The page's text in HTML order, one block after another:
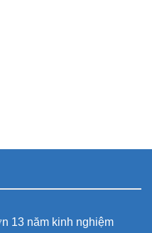
13 năm kinh nghiệm